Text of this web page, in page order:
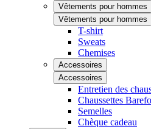
Vêtements pour hommes
Vêtements pour hommes
T-shirt
Sweats
Chemises
Accessoires
Accessoires
Entretien des
Chaussettes
Semelles
Chèque cadeau